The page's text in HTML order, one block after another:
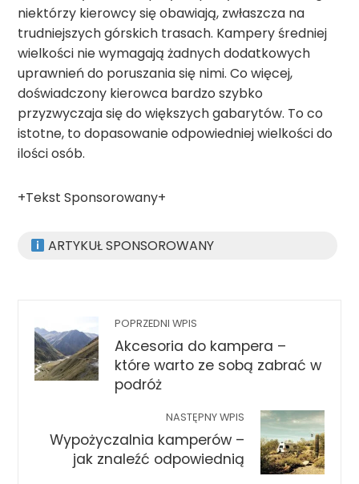
niektórzy kierowcy się obawiają, zwłaszcza na
trudniejszych górskich trasach. Kampery średniej
wielkości nie wymagają żadnych dodatkowych
uprawnień do poruszania się nimi. Co więcej,
doświadczony kierowca bardzo szybko
przyzwyczaja się do większych gabarytów. To co
istotne, to dopasowanie odpowiedniej wielkości do
ilości osób.
+Tekst Sponsorowany+
ARTYKUŁ SPONSOROWANY
POPRZEDNI WPIS
Akcesoria do kampera –
które warto ze sobą zabrać w
podróż
NASTĘPNY WPIS
Wypożyczalnia kamperów –
jak znaleźć odpowiednią